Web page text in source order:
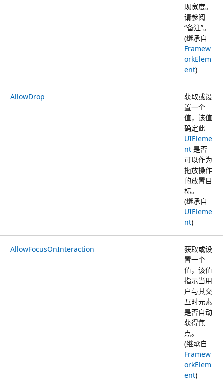
现宽度。
请参阅
“备注”。
(继承自
Framew
orkElem
ent)
AllowDrop
获取或设
置一个
值，该值
确定此
UIEleme
nt 是否
可以作为
拖放操作
的放置目
标。
(继承自
UIEleme
nt)
AllowFocusOnInteraction
获取或设
置一个
值，该值
指示当用
户与其交
互时元素
是否自动
获得焦
点。
(继承自
Framew
orkElem
ent)